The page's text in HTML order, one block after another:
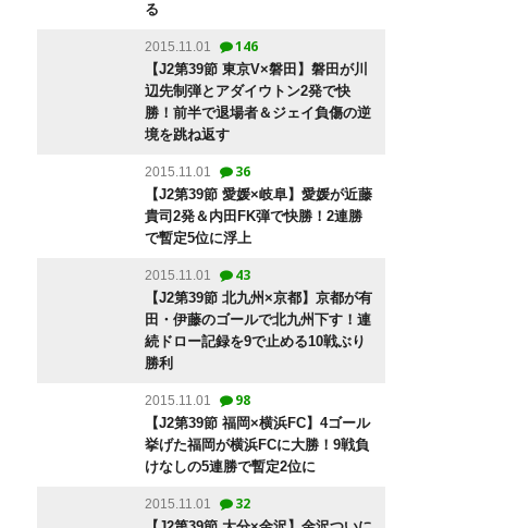
る
2015.11.01 146
【J2第39節 東京V×磐田】磐田が川
辺先制弾とアダイウトン2発で快
勝！前半で退場者＆ジェイ負傷の逆
境を跳ね返す
2015.11.01 36
【J2第39節 愛媛×岐阜】愛媛が近藤
貴司2発＆内田FK弾で快勝！2連勝
で暫定5位に浮上
2015.11.01 43
【J2第39節 北九州×京都】京都が有
田・伊藤のゴールで北九州下す！連
続ドロー記録を9で止める10戦ぶり
勝利
2015.11.01 98
【J2第39節 福岡×横浜FC】4ゴール
挙げた福岡が横浜FCに大勝！9戦負
けなしの5連勝で暫定2位に
2015.11.01 32